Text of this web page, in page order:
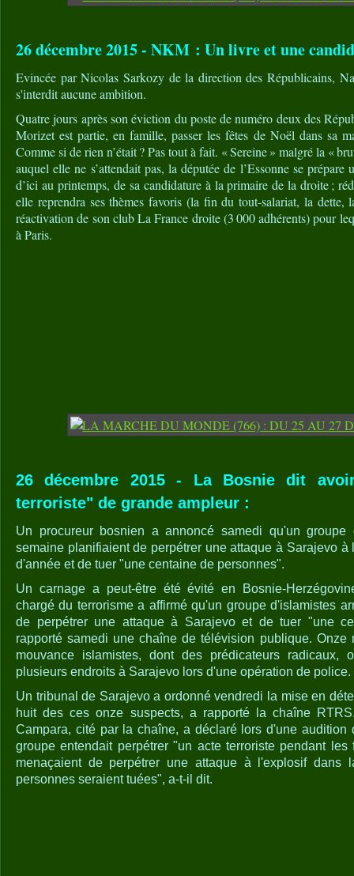
26 décembre 2015 - NKM : Un livre et une
Evincée par Nicolas Sarkozy de la direction des Républicains,
s'interdit aucune ambition.
Quatre jours après son éviction du poste de numéro deux des
Morizet est partie, en famille, passer les fêtes de Noël dans sa
Comme si de rien n’était ? Pas tout à fait. « Sereine » malgré la «
auquel elle ne s’attendait pas, la députée de l’Essonne se prépare
d’ici au printemps, de sa candidature à la primaire de la droite ;
elle reprendra ses thèmes favoris (la fin du tout-salariat, la dette,
réactivation de son club La France droite (3 000 adhérents) pour
à Paris.
26 décembre 2015 - La Bosnie dit
terroriste" de grande ampleur :
Un procureur bosnien a annoncé samedi qu'un groupe
semaine planifiaient de perpétrer une attaque à Sarajevo à
d'année et de tuer "une centaine de personnes".
Un carnage a peut-être été évité en Bosnie-
chargé du terrorisme a affirmé qu'un groupe d'islamistes
de perpétrer une attaque à Sarajevo et de tuer "une
rapporté samedi une chaîne de télévision publique. Onze
mouvance islamistes, dont des prédicateurs radicaux,
plusieurs endroits à Sarajevo lors d'une opération de police.
Un tribunal de Sarajevo a ordonné vendredi la mise en
huit des ces onze suspects, a rapporté la chaîne
Campara, cité par la chaîne, a déclaré lors d'une audition
groupe entendait perpétrer "un acte terroriste pendant
menaçaient de perpétrer une attaque à l'explosif dans
personnes seraient tuées", a-t-il dit.